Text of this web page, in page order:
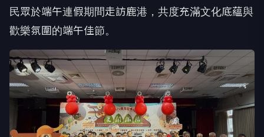
民眾於端午連假期間走訪鹿港，共度充滿文化底蘊與
歡樂氛圍的端午佳節。